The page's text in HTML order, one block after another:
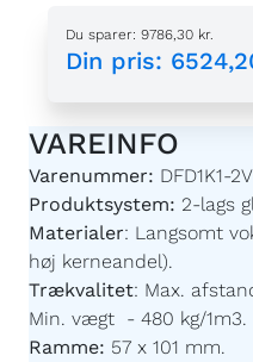
Du sparer: 9786,30 kr.
Din pris:
VAREINFO
Varenummer: DFD1K1-2V
Produktsystem: 2-lags
Materialer: Langsomt
høj kerneandel).
Trækvalitet: Max.
Min. vægt - 480 kg/1m3.
Ramme: 57 x 101 mm.